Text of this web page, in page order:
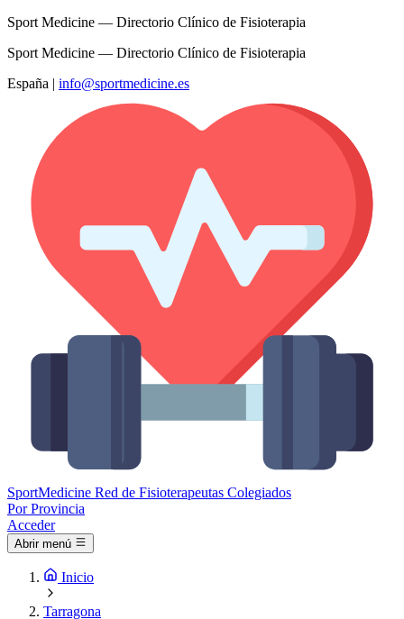
Sport Medicine — Directorio Clínico de Fisioterapia
Sport Medicine — Directorio Clínico de Fisioterapia
España | info@sportmedicine.es
SportMedicine Red de Fisioterapeutas Colegiados
Por Provincia
Acceder
Abrir menú
Inicio
Tarragona